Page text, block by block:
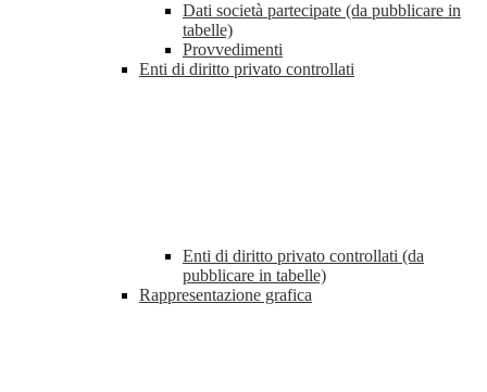
Dati società partecipate (da pubblicare in
tabelle)
Provvedimenti
Enti di diritto privato controllati
Enti di diritto privato controllati (da
pubblicare in tabelle)
Rappresentazione grafica